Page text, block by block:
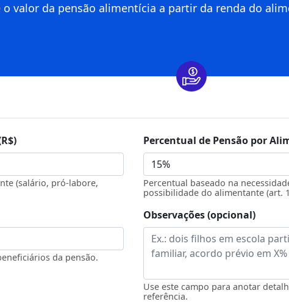
valor da pensão alimentícia a partir da renda do
(salário, pró-labore,
da pensão.
Percentual de Pensão por
Percentual baseado na
possibilidade do alimentante (art.
Observações (opcional)
Use este campo para anotar
referência.